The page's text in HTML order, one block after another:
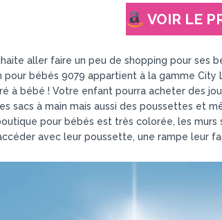
VOIR LE
aller faire un peu de shopping pour ses
pour bébés 9079 appartient à la gamme City
à bébé ! Votre enfant pourra acheter des
sacs à main mais aussi des poussettes et
pour bébés est très colorée, les
avec leur poussette, une rampe leur